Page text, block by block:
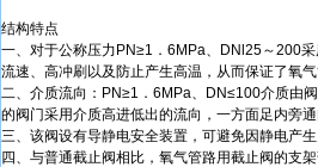
结构特点
一、对于公称压力PN≥1．6MPa、DNl25～200
流速、高冲刷以及防止产生高温，从而保证了氧
二、介质流向：PN≥1．6MPa、DN≤100介质由
的阀门采用介质高进低出的流向，一方面足内旁
三、该阀设有导静电安全装置，可避免因静电产
四、与普通截止阀相比，氧气管路用截止阀的支